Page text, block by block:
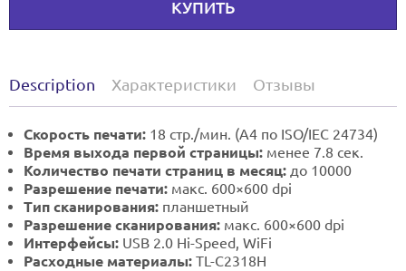
КУПИТЬ
Description Характеристики Отзывы
Скорость печати: 18 стр./мин. (A4 по ISO/IEC 24734)
Время выхода первой страницы: менее 7.8 сек.
Количество печати страниц в месяц: до 10000
Разрешение печати: макс. 600×600 dpi
Тип сканирования: планшетный
Разрешение сканирования: макс. 600×600 dpi
Интерфейсы: USB 2.0 Hi-Speed, WiFi
Расходные материалы: TL-C2318H